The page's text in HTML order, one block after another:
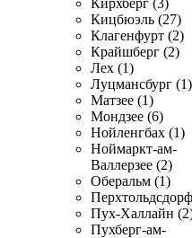
Кирхберг (3)
Кицбюэль (27)
Клагенфурт (2)
Крайшберг (2)
Лех (1)
Луцмансбург (1)
Матзее (1)
Мондзее (6)
Нойленгбах (1)
Ноймаркт-ам-
Валлерзее (2)
Оберальм (1)
Пух-Халлайн
Пухберг-ам-